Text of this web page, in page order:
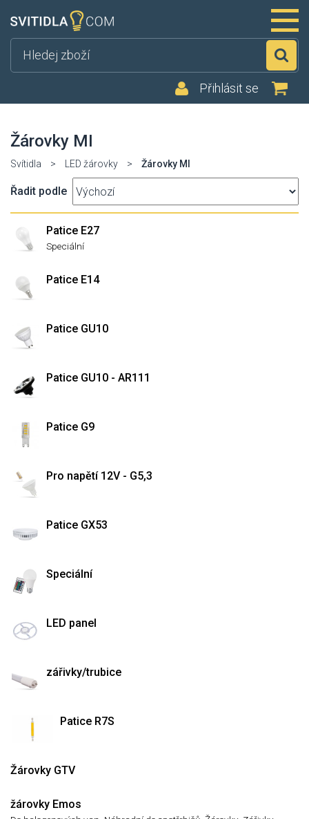
Přihlásit se
Žárovky MI
Svítidla > LED žárovky > Žárovky MI
Řadit podle
Patice E27
Speciální
Patice E14
Patice GU10
Patice GU10 - AR111
Patice G9
Pro napětí 12V - G5,3
Patice GX53
Speciální
LED panel
zářivky/trubice
Patice R7S
Žárovky GTV
žárovky Emos